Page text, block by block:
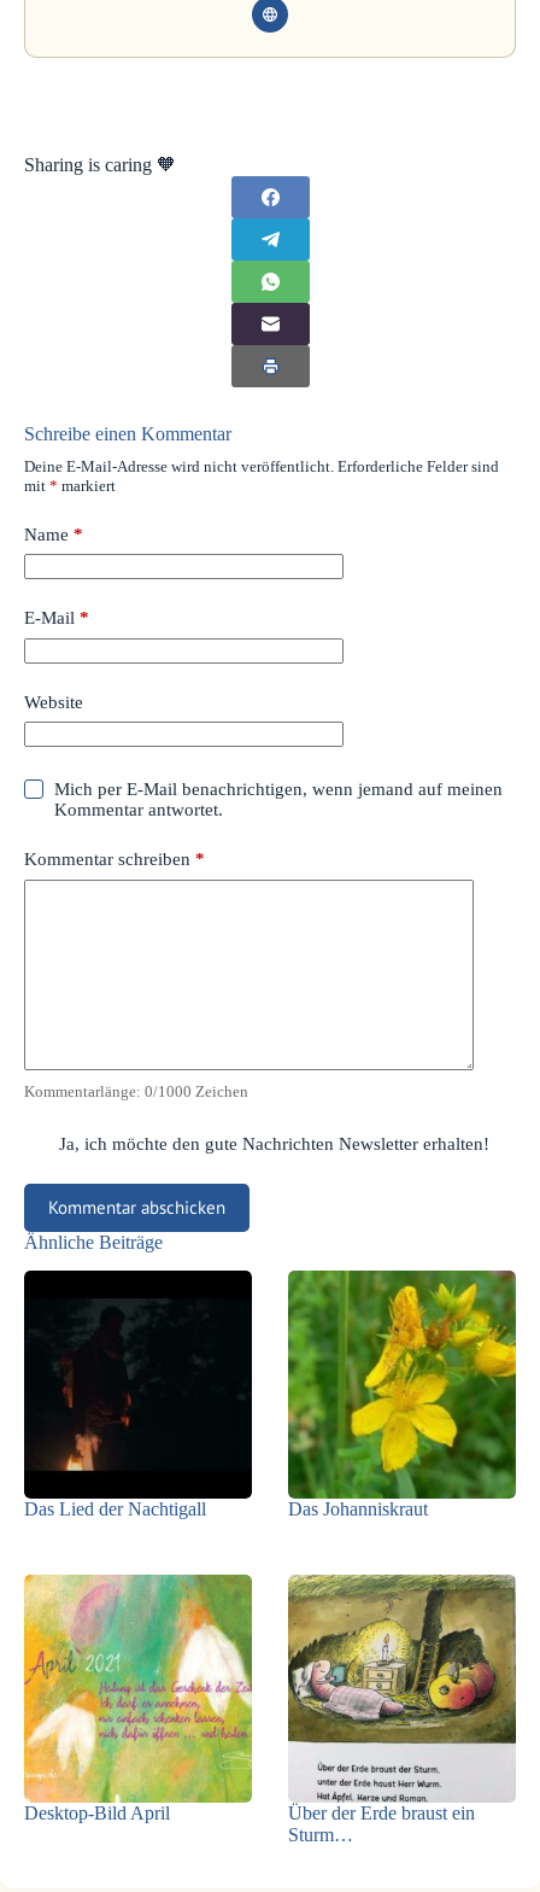
Sharing is caring 🧡
Schreibe einen Kommentar
Deine E-Mail-Adresse wird nicht veröffentlicht. Erforderliche Felder sind
mit * markiert
Name *
E-Mail *
Website
Mich per E-Mail benachrichtigen, wenn jemand auf meinen
Kommentar antwortet.
Kommentar schreiben *
Kommentarlänge: 0/1000 Zeichen
Ja, ich möchte den gute Nachrichten Newsletter erhalten!
Kommentar abschicken
Ähnliche Beiträge
Das Lied der Nachtigall Das Johanniskraut
Desktop-Bild April
Über der Erde braust ein
Sturm…